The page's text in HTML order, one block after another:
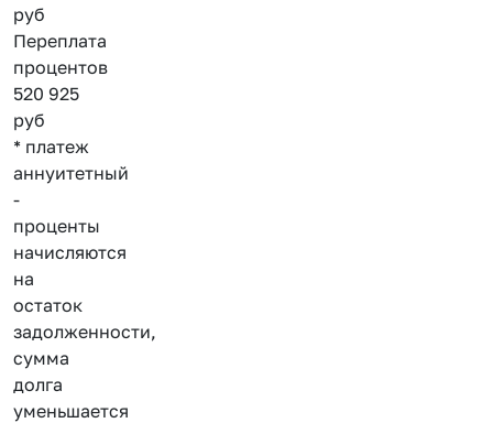
руб
Переплата
процентов
520 925
руб
* платеж
аннуитетный
-
проценты
начисляются
на
остаток
задолженности,
сумма
долга
уменьшается